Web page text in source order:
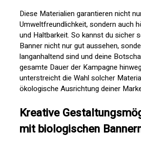
Diese Materialien garantieren nicht
Umweltfreundlichkeit, sondern auch
und Haltbarkeit. So kannst du sicher
Banner nicht nur gut aussehen,
langanhaltend sind und deine
gesamte Dauer der Kampagne
unterstreicht die Wahl solcher
ökologische Ausrichtung deiner
Kreative
mit biologischen